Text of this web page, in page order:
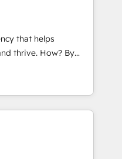
and service
for our business
and a
solutions like SAP,
portals and
that helps
How? By
single revenue-
proud
and devout CRM
custom digital
that drives more